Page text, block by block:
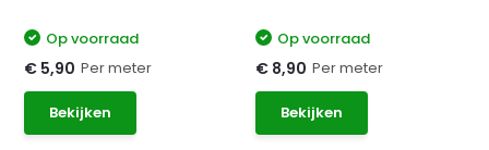
Op voorraad
€ 5,90 Per meter
Bekijken
Op voorraad
€ 8,90 Per meter
Bekijken